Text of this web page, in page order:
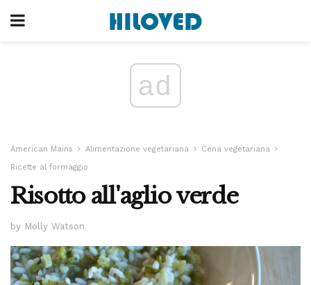
ad
American Mains Alimentazione vegetariana
Cena vegetariana
Ricette al formaggio
Risotto all'aglio verde
by Molly Watson